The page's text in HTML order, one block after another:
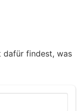
dafür findest, was